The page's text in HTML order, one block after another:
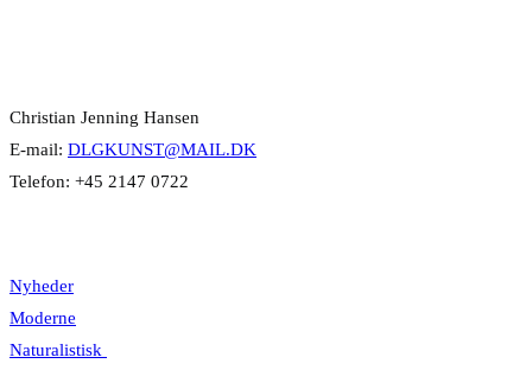
Christian Jenning Hansen
E-mail: DLGKUNST@MAIL.DK
Telefon: +45 2147 0722
Nyheder
Moderne
Naturalistisk